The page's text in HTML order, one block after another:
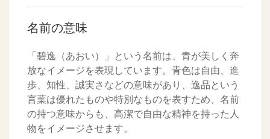
名前の意味
「碧逸（あおい）」という名前は、青が美しく奔
放なイメージを表現しています。青色は自由、進
歩、知性、誠実さなどの意味があり、逸品という
言葉は優れたものや特別なものを表すため、名前
の持つ意味からも、高潔で自由な精神を持った人
物をイメージさせます。